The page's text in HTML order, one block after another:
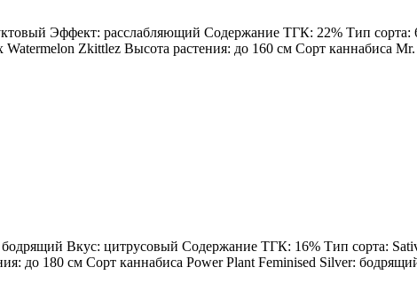
Эффект: расслабляющий Содержание ТГК: 22% Тип сорта:
Zkittlez Высота растения: до 160 см Сорт каннабиса
Вкус: цитрусовый Содержание ТГК: 16% Тип сорта:
до 180 см Сорт каннабиса Power Plant Feminised Silver: